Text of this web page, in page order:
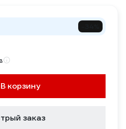
В корзину
заказ